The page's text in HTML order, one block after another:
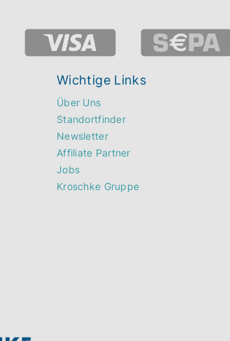
Wichtige Links
Über Uns
Standortfinder
Newsletter
Affiliate Partner
Jobs
Kroschke Gruppe